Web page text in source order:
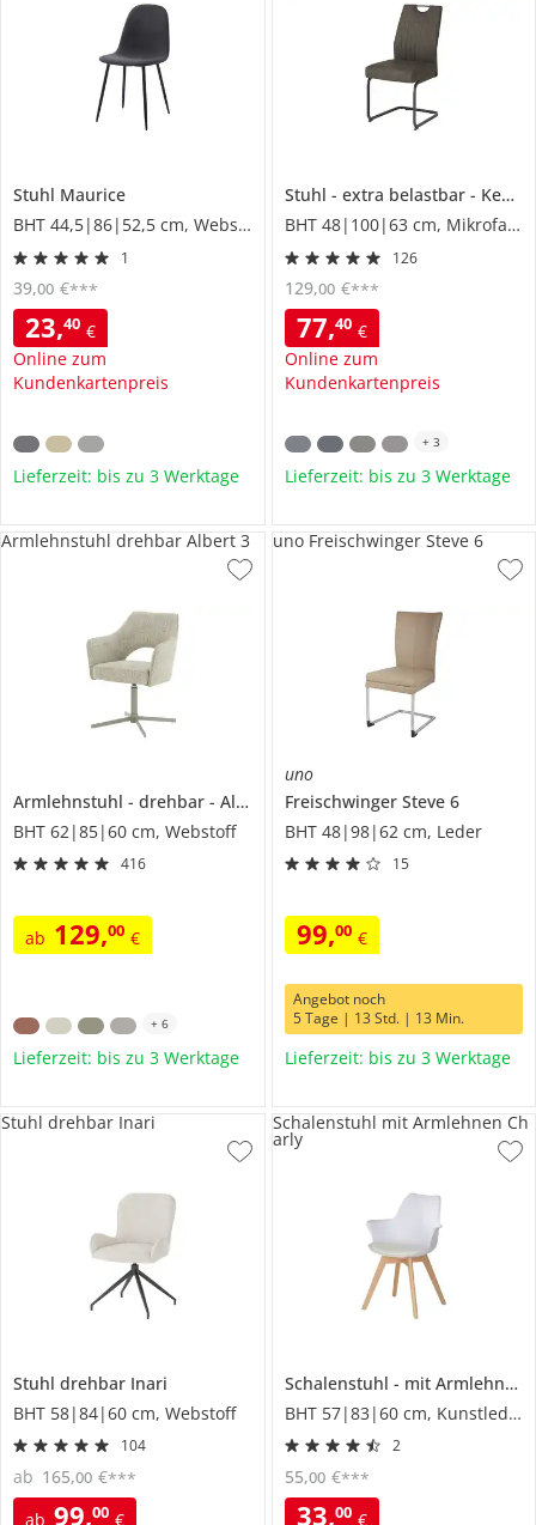
Stuhl Maurice
BHT 44,5|86|52,5 cm, Webstoff
1
23,40 €
Online zum
Kundenkartenpreis
39,00 €***
Lieferzeit: bis zu 3 Werktage
Stuhl extra belastbar
Kenny
BHT 48|100|63 cm, Mikrofaser
126
77,40 €
Online zum
Kundenkartenpreis
129,00 €***
+ 3
Lieferzeit: bis zu 3 Werktage
Armlehnstuhl drehbar
Albert 3
BHT 62|85|60 cm, Webstoff
416
ab 129,00 €
Armlehnstuhl drehbar Albert 3
+ 6
Lieferzeit: bis zu 3 Werktage
uno
Freischwinger Steve 6
BHT 48|98|62 cm, Leder
15
99,00 €
uno Freischwinger Steve 6
Angebot noch
5 Tage | 13 Std. | 13 Min.
Lieferzeit: bis zu 3 Werktage
Stuhl drehbar Inari
BHT 58|84|60 cm, Webstoff
104
ab 99,00 €
ab 165,00 €***
Stuhl drehbar Inari
Schalenstuhl
mit Armlehnen
BHT 57|83|60 cm, Kunstleder
2
33,00 €
55,00 €***
Schalenstuhl mit Armlehnen Ch
arly